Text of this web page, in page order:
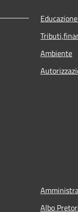
Ambiente
Albo